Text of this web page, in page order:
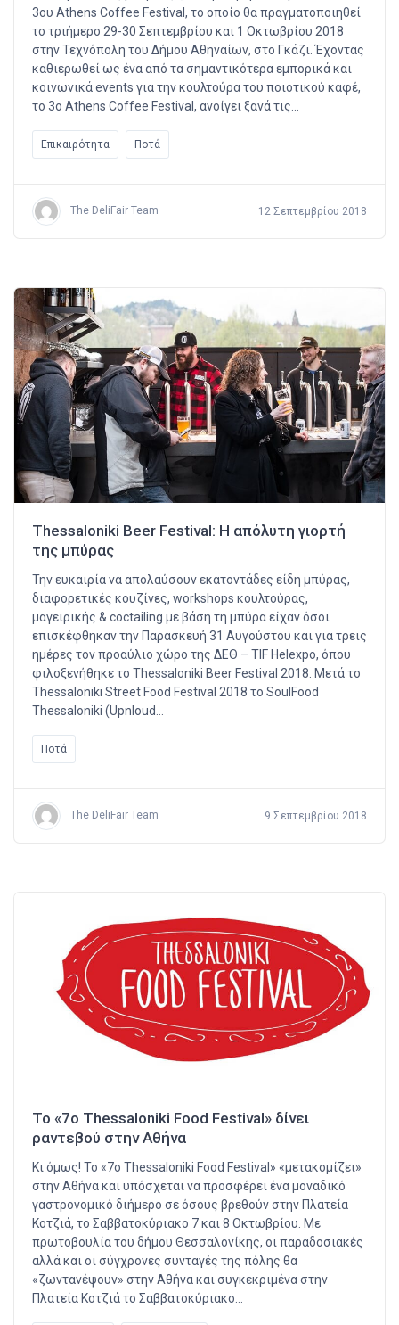
3ου Athens Coffee Festival, το οποίο θα πραγµατοποιηθεί
το τριήµερο 29-30 Σεπτεµβρίου και 1 Οκτωβρίου 2018
στην Τεχνόπολη του ∆ήµου Αθηναίων, στο Γκάζι. Έχοντας
καθιερωθεί ως ένα από τα σημαντικότερα εμπορικά και
κοινωνικά events για την κουλτούρα του ποιοτικού καφέ,
το 3ο Athens Coffee Festival, ανοίγει ξανά τις…
Επικαιρότητα Ποτά
The DeliFair Team 12 Σεπτεμβρίου 2018
Thessaloniki Beer Festival: Η απόλυτη γιορτή
της μπύρας
Την ευκαιρία να απολαύσουν εκατοντάδες είδη μπύρας,
διαφορετικές κουζίνες, workshops κουλτούρας,
μαγειρικής & coctailing με βάση τη μπύρα είχαν όσοι
επισκέφθηκαν την Παρασκευή 31 Αυγούστου και για τρεις
ημέρες τον προαύλιο χώρο της ΔΕΘ – TIF Helexpo, όπου
φιλοξενήθηκε το Thessaloniki Beer Festival 2018. Μετά το
Thessaloniki Street Food Festival 2018 το SoulFood
Thessaloniki (Upnloud…
Ποτά
The DeliFair Team 9 Σεπτεμβρίου 2018
Το «7ο Thessaloniki Food Festival» δίνει
ραντεβού στην Αθήνα
Κι όμως! Το «7ο Thessaloniki Food Festival» «μετακομίζει»
στην Αθήνα και υπόσχεται να προσφέρει ένα μοναδικό
γαστρονομικό διήμερο σε όσους βρεθούν στην Πλατεία
Κοτζιά, το Σαββατοκύριακο 7 και 8 Οκτωβρίου. Με
πρωτοβουλία του δήμου Θεσσαλονίκης, οι παραδοσιακές
αλλά και οι σύγχρονες συνταγές της πόλης θα
«ζωντανέψουν» στην Αθήνα και συγκεκριμένα στην
Πλατεία Κοτζιά το Σαββατοκύριακο…